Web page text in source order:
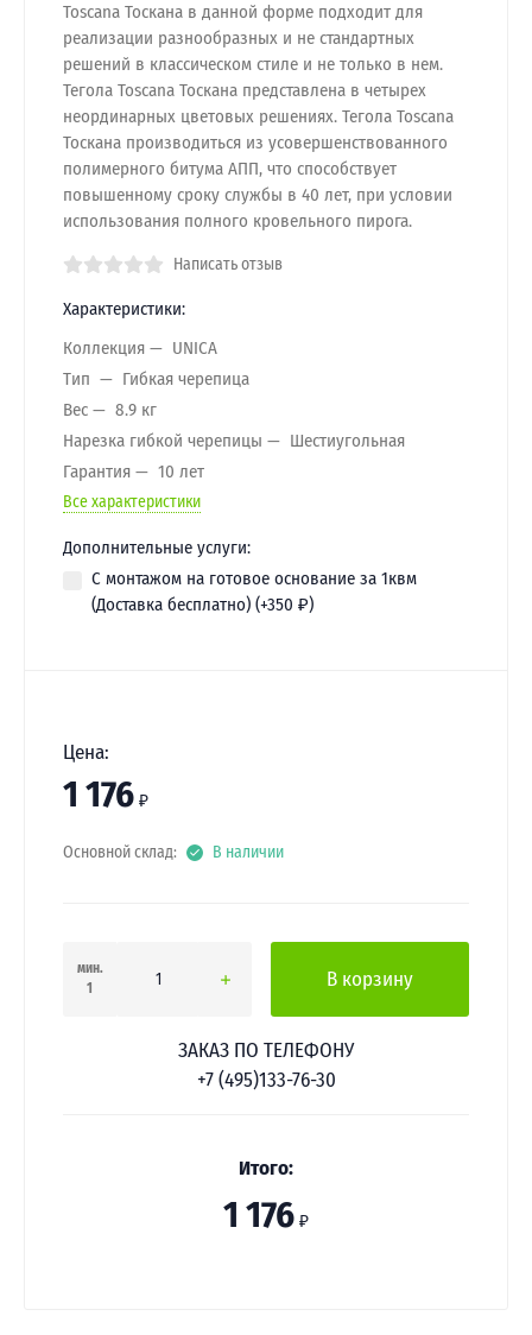
Toscana Тоскана в данной форме подходит для
реализации разнообразных и не стандартных
решений в классическом стиле и не только в нем.
Тегола Toscana Тоскана представлена в четырех
неординарных цветовых решениях. Тегола Toscana
Тоскана производиться из усовершенствованного
полимерного битума АПП, что способствует
повышенному сроку службы в 40 лет, при условии
использования полного кровельного пирога.
Написать отзыв
Характеристики:
Коллекция
UNICA
Тип
Гибкая черепица
Вес
8.9 кг
Нарезка гибкой черепицы
Шестиугольная
Гарантия
10 лет
Все характеристики
Дополнительные услуги:
С монтажом на готовое основание за 1квм
(Доставка бесплатно) (+350 ₽)
Цена:
1 176 ₽
Основной склад: В наличии
мин.
1
В корзину
ЗАКАЗ ПО ТЕЛЕФОНУ
+7 (495)133-76-30
Итого:
1 176 ₽